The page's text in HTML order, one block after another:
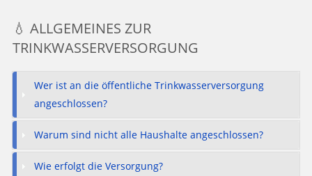
💧 ALLGEMEINES ZUR
TRINKWASSERVERSORGUNG
Wer ist an die öffentliche Trinkwasserversorgung
angeschlossen?
Warum sind nicht alle Haushalte angeschlossen?
Wie erfolgt die Versorgung?